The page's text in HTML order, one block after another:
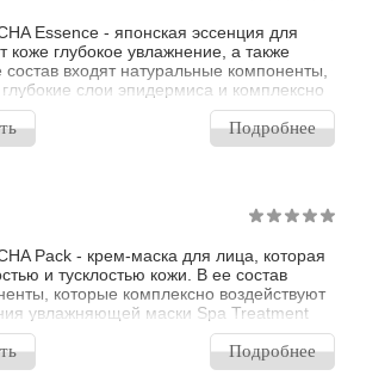
Essence - японская эссенция для
коже глубокое увлажнение, а также
входят натуральные компоненты,
слои эпидермиса и комплексно
кожу. Благодаря синергетическому
эссенции-геля Spa Treatment AIRARE
воздействуют на сухую, уставшую
Подробнее
Pack - крем-маска для лица, которая
и тусклостью кожи. В ее состав
которые комплексно воздействуют
увлажняющей маски Spa Treatment
более свежей, сияющей и
обладает приятным цитрусово-Подробнее